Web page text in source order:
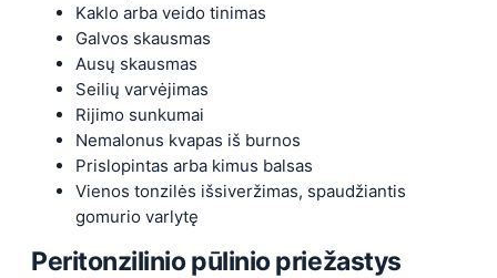
Kaklo arba veido tinimas
Galvos skausmas
Ausų skausmas
Seilių varvėjimas
Rijimo sunkumai
Nemalonus kvapas iš burnos
Prislopintas arba kimus balsas
Vienos tonzilės išsiveržimas, spaudžiantis
gomurio varlytę
Peritonzilinio pūlinio priežastys